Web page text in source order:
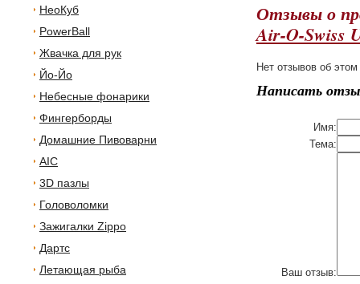
НеоКуб
PowerBall
Жвачка для рук
Йо-Йо
Небесные фонарики
Фингерборды
Домашние Пивоварни
AIC
3D пазлы
Головоломки
Зажигалки Zippo
Дартс
Летающая рыба
Отзывы о
Air-O-Swiss
Нет отзывов об этом
Написать
Имя:
Тема:
Ваш отзыв: